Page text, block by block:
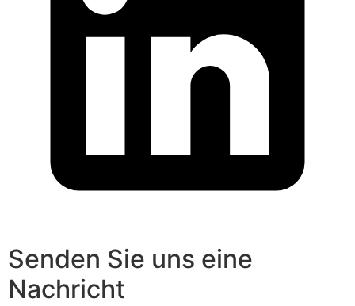
Senden Sie uns eine
Nachricht